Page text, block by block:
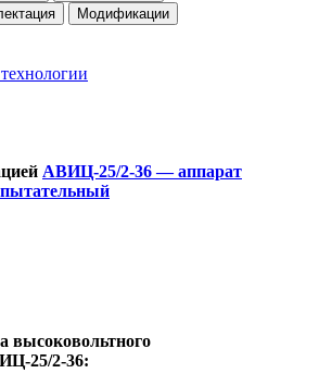
Модификации
АВИЦ-25/2-36 — аппарат
высоковольтного
25/2-36: